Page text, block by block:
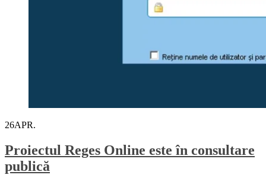
26APR.
Proiectul Reges Online este în consultare
publică